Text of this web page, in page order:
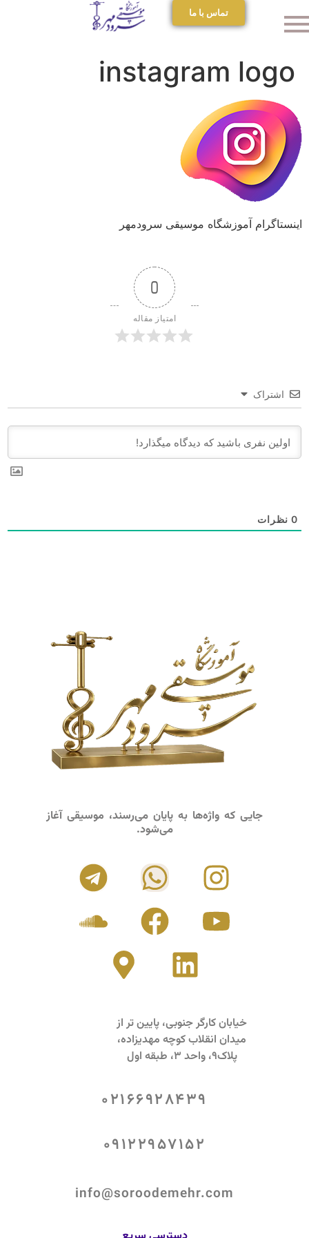
تماس با ما
instagram logo
اینستاگرام آموزشگاه موسیقی سرودمهر
0
امتیاز مقاله
اشتراک
0 نظرات
جایی که واژه‌ها به پایان می‌رسند، موسیقی آغاز
می‌شود.
خیابان کارگر جنوبی، پایین تر از
میدان انقلاب کوچه مهدیزاده،
پلاک9، واحد 3، طبقه اول
02166928439
09122957152
info@soroodemehr.com